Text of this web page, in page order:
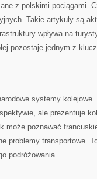
z polskimi pociągami.
Takie artykuły są
wpływa na
pozostaje jednym z
systemy
ale prezentuje
może poznawać
problemy transportowe.
podróżowania.